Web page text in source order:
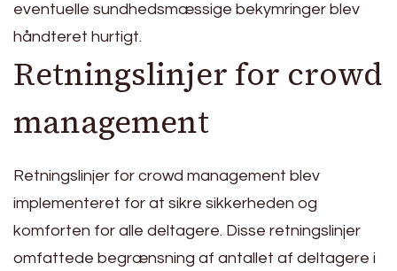
eventuelle sundhedsmæssige bekymringer blev
håndteret hurtigt.
Retningslinjer for crowd
management
Retningslinjer for crowd management blev
implementeret for at sikre sikkerheden og
komforten for alle deltagere. Disse retningslinjer
omfattede begrænsning af antallet af deltagere i